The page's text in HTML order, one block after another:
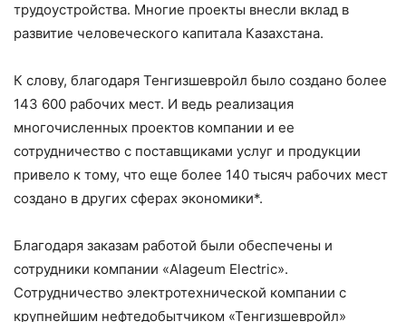
трудоустройства. Многие проекты внесли вклад в
развитие человеческого капитала Казахстана.
К слову, благодаря Тенгизшевройл было создано более
143 600 рабочих мест. И ведь реализация
многочисленных проектов компании и ее
сотрудничество с поставщиками услуг и продукции
привело к тому, что еще более 140 тысяч рабочих мест
создано в других сферах экономики*.
Благодаря заказам работой были обеспечены и
сотрудники компании «Alageum Electric».
Сотрудничество электротехнической компании с
крупнейшим нефтедобытчиком «Тенгизшевройл»